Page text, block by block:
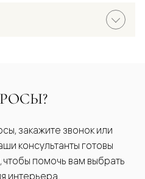
закажите звонок или
консультанты готовы
помочь вам выбрать
интерьера.